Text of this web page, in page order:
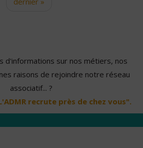
d'informations sur nos métiers, nos
raisons de rejoindre notre réseau
associatif... ?
recrute près de chez vous".